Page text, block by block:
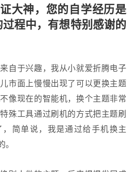
大神，您的自学经历是
程中，有想特别感谢的
自于兴趣，我从小就爱折腾电子
市面上慢慢出现了可以更换主题
像现在的智能机，换个主题非常
殊工具通过刷机的方式把主题刷
简单说，我是通过给手机换主